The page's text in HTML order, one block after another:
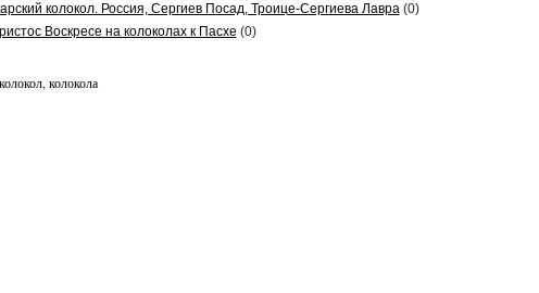
колокол. Россия, Сергиев Посад, Троице-Сергиева Лавра(0)
Воскресе на колоколах к Пасхе (0)
колокол, колокола